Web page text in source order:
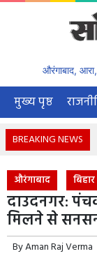
औरंगाबाद,
मुख्य पृष्ठ
BREAKING NEWS
औरंगाबाद बिहार
दाउदनगर:
मिलने से
ByAman Raj Verma